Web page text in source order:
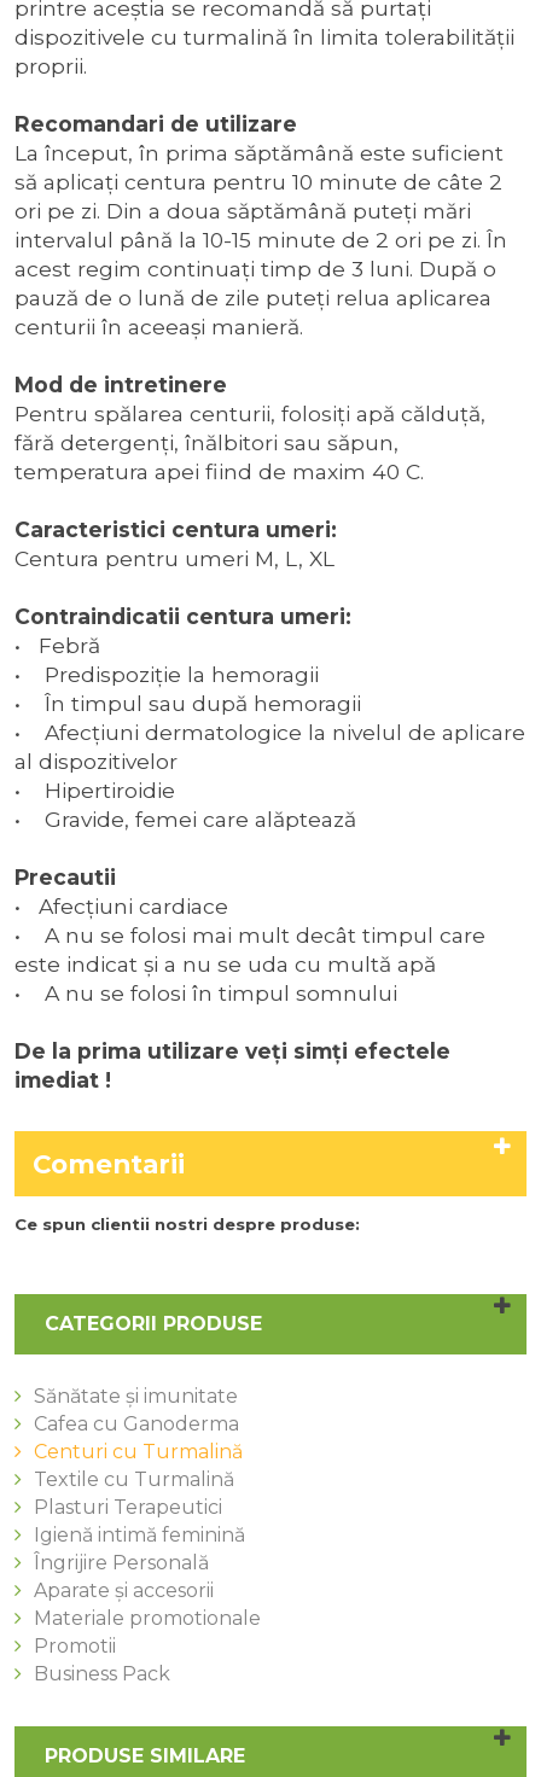
printre aceştia se recomandă să purtaţi
dispozitivele cu turmalină în limita tolerabilităţii
proprii.
Recomandari de utilizare
La început, în prima săptămână este suficient
să aplicaţi centura pentru 10 minute de câte 2
ori pe zi. Din a doua săptămână puteţi mări
intervalul până la 10-15 minute de 2 ori pe zi. În
acest regim continuaţi timp de 3 luni. După o
pauză de o lună de zile puteţi relua aplicarea
centurii în aceeaşi manieră.
Mod de intretinere
Pentru spălarea centurii, folosiţi apă călduţă,
fără detergenţi, înălbitori sau săpun,
temperatura apei fiind de maxim 40 C.
Caracteristici centura umeri:
Centura pentru umeri M, L, XL
Contraindicatii centura umeri:
• Febră
• Predispoziţie la hemoragii
• În timpul sau după hemoragii
• Afecţiuni dermatologice la nivelul de aplicare
al dispozitivelor
• Hipertiroidie
• Gravide, femei care alăptează
Precautii
• Afecţiuni cardiace
• A nu se folosi mai mult decât timpul care
este indicat şi a nu se uda cu multă apă
• A nu se folosi în timpul somnului
De la prima utilizare veţi simţi efectele
imediat !
Comentarii
Ce spun clientii nostri despre produse:
CATEGORII PRODUSE
Sănătate și imunitate
Cafea cu Ganoderma
Centuri cu Turmalină
Textile cu Turmalină
Plasturi Terapeutici
Igienă intimă feminină
Îngrijire Personală
Aparate și accesorii
Materiale promotionale
Promotii
Business Pack
PRODUSE SIMILARE